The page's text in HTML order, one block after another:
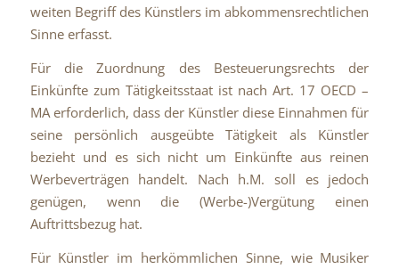
weiten Begriff des Künstlers im abkommensrechtlichen
Sinne erfasst.
Für die Zuordnung des Besteuerungsrechts der
Einkünfte zum Tätigkeitsstaat ist nach Art. 17 OECD –
MA erforderlich, dass der Künstler diese Einnahmen für
seine persönlich ausgeübte Tätigkeit als Künstler
bezieht und es sich nicht um Einkünfte aus reinen
Werbeverträgen handelt. Nach h.M. soll es jedoch
genügen, wenn die (Werbe-)Vergütung einen
Auftrittsbezug hat.
Für Künstler im herkömmlichen Sinne, wie Musiker